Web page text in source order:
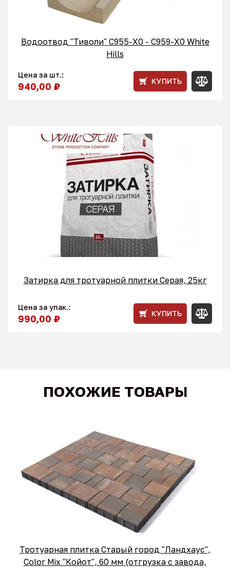
Водоотвод "Тиволи" С955-X0 - C959-X0 White
Hills
Цена за шт.:
940,00 ₽ КУПИТЬ
Затирка для тротуарной плитки Серая, 25кг
Цена за упак.:
990,00 ₽ КУПИТЬ
ПОХОЖИЕ ТОВАРЫ
Тротуарная плитка Старый город "Ландхаус",
Color Mix "Койот", 60 мм (отгрузка с завода,